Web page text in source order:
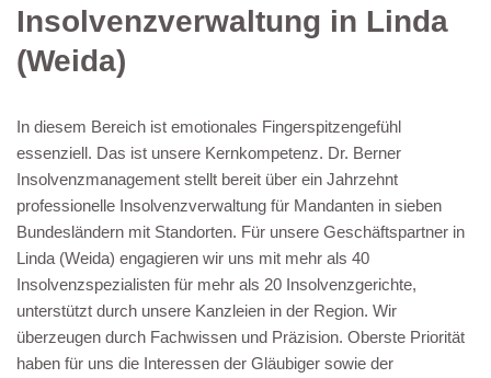
Insolvenzverwaltung in Linda
(Weida)
In diesem Bereich ist emotionales Fingerspitzengefühl
essenziell. Das ist unsere Kernkompetenz. Dr. Berner
Insolvenzmanagement stellt bereit über ein Jahrzehnt
professionelle Insolvenzverwaltung für Mandanten in sieben
Bundesländern mit Standorten. Für unsere Geschäftspartner in
Linda (Weida) engagieren wir uns mit mehr als 40
Insolvenzspezialisten für mehr als 20 Insolvenzgerichte,
unterstützt durch unsere Kanzleien in der Region. Wir
überzeugen durch Fachwissen und Präzision. Oberste Priorität
haben für uns die Interessen der Gläubiger sowie der